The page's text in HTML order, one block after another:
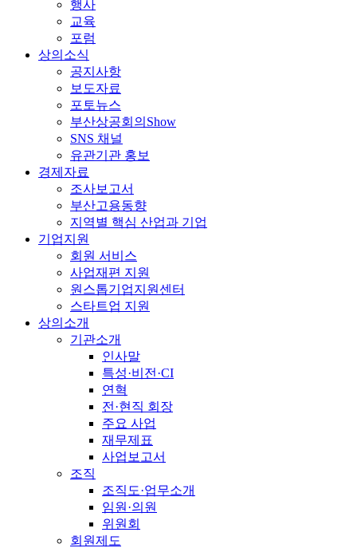
행사
교육
포럼
상의소식
공지사항
보도자료
포토뉴스
부산상공회의Show
SNS 채널
유관기관 홍보
경제자료
조사보고서
부산고용동향
지역별 핵심 산업과 기업
기업지원
회원 서비스
사업재편 지원
원스톱기업지원센터
스타트업 지원
상의소개
기관소개
인사말
특성·비전·CI
연혁
전·현직 회장
주요 사업
재무제표
사업보고서
조직
조직도·업무소개
임원·의원
위원회
회원제도